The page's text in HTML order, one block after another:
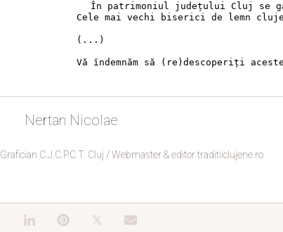
În patrimoniul județului Cluj se
Cele mai vechi biserici de lemn
(...)
Vă îndemnăm să (re)descoperiți
Nertan Nicolae
Grafician C.J.C.P.C.T. Cluj / Webmaster & editor traditiiclujene.ro